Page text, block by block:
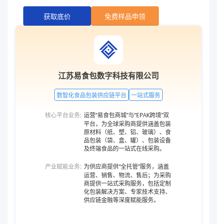
获取底价 免费样品申领
江苏易食包数字科技有限公司
数智化食品包装供应链平台 一站式服务
核心平台业务: 运营“易食包商城”与“EPAK跨境”双
平台，为全球采购商提供涵盖包装
原材料（纸、塑、铝、玻璃）、食
品包装（袋、盒、罐）、包装设备
及终端食品的一站式在线采购。
产业赋能业务: 为供应商提供“全托管”服务，涵盖
运营、销售、物流、售后；为采购
商提供一站式采购服务，包括定制
化包装解决方案、专家技术支持、
供应链金融等深度赋能服务。